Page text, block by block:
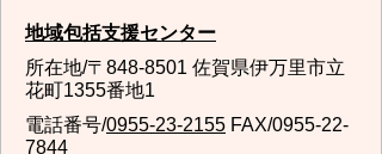
地域包括支援センター
所在地/〒848-8501 佐賀県伊万里市立
花町1355番地1
電話番号/0955-23-2155 FAX/0955-22-
7844